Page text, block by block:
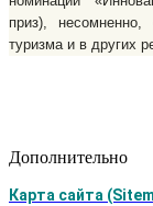
приз), несомненно,
туризма и в других
Дополнительно
Карта сайта